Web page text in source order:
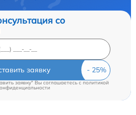
со
заявку
заявку" Вы соглашаетесь cполитикой